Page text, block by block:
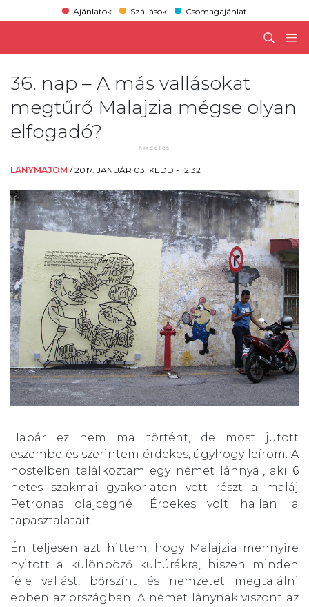
Ajánlatok Szállások Csomagajánlat
36. nap – A más vallásokat
megtűrő Malajzia mégse olyan
elfogadó?
LANYMAJOM /2017. JANUÁR 03. KEDD - 12:32
Habár ez nem ma történt, de most jutott
eszembe és szerintem érdekes, úgyhogy leírom. A
hostelben találkoztam egy német lánnyal, aki 6
hetes szakmai gyakorlaton vett részt a maláj
Petronas olajcégnél. Érdekes volt hallani a
tapasztalatait.
Én teljesen azt hittem, hogy Malajzia mennyire
nyitott a különböző kultúrákra, hiszen minden
féle vallást, bőrszínt és nemzetet megtalálni
ebben az országban. A német lánynak viszont az